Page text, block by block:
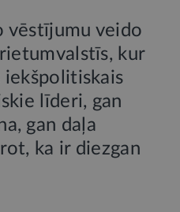
vēstījumu veido
kur
līderi, gan
gan daļa
ka ir diezgan